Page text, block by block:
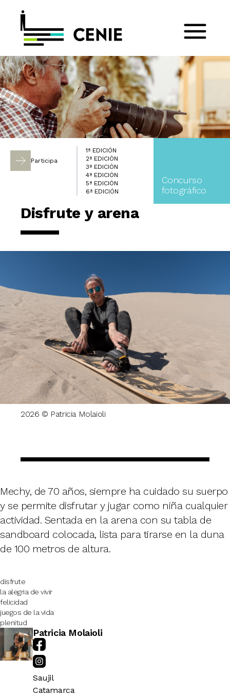
Participa
1ª EDICIÓN
2ª EDICIÓN
3ª EDICIÓN
4ª EDICIÓN
5ª EDICIÓN
6ª EDICIÓN
Concurso
fotográfico
Disfrute y arena
2026 © Patricia Molaioli
Mechy, de 70 años, siempre ha cuidado su suerpo
y se permite disfrutar y jugar como niña cualquier
actividad. Sentada en la arena con su tabla de
sandboard colocada, lista para tirarse en la duna
de 100 metros de altura.
disfrute
la alegria de vivir
felicidad
juegos de la vida
plenitud
Patricia Molaioli
Saujil
Catamarca